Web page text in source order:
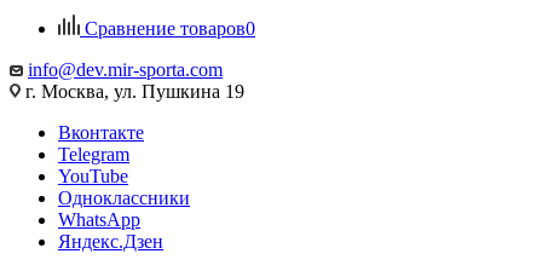
Сравнение товаров0
info@dev.mir-sporta.com
г. Москва, ул. Пушкина 19
Вконтакте
Telegram
YouTube
Одноклассники
WhatsApp
Яндекс.Дзен